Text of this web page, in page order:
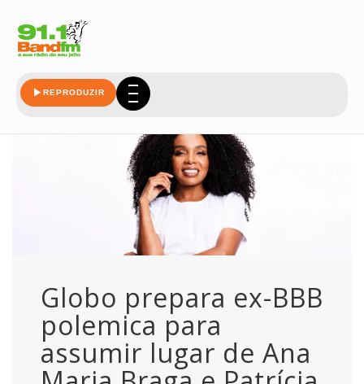
REPRODUZIR
Globo prepara ex-BBB
polemica para
assumir lugar de Ana